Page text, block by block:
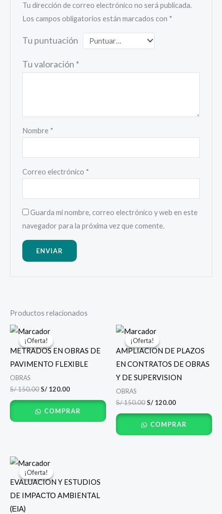
Tu dirección de correo electrónico no será publicada.
Los campos obligatorios están marcados con *
Tu puntuación
Tu valoración *
Nombre *
Correo electrónico *
Guarda mi nombre, correo electrónico y web en este
navegador para la próxima vez que comente.
Productos relacionados
¡Oferta!
¡Oferta!
METRADOS EN OBRAS DE
PAVIMENTO FLEXIBLE
OBRAS
S/150.00
El
precio
original
era:
S/ 150.00.
S/ 120.00
es:
S/ 120.00.
COMPRAR
¡Oferta!
¡Oferta!
AMPLIACION DE PLAZOS
EN CONTRATOS DE OBRAS
Y DE SUPERVISION
OBRAS
S/150.00
El
precio
original
era:
S/ 150.00.
S/ 120.00
es:
S/ 120.00.
COMPRAR
¡Oferta!
¡Oferta!
EVALUACIÓN Y ESTUDIOS
DE IMPAСТО AMBIENTAL
(ΕΙΑ)
El
precio
original
era:
S/ 150.00.
es:
S/ 120.00.